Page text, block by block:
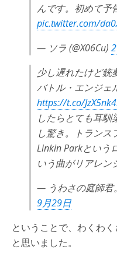
んです。初めて予
pic.twitter.com/
— ソラ (@X06Cu)
少し遅れたけど銃
バトル・エンジェ
https://t.co/
したらとても耳馴
し驚き。トランス
Linkin Parkという
いう曲がリアレン
— うわさの庭師君
9月29日
ということで、わくわ
と思いました。